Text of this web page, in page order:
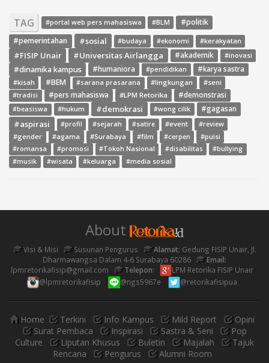
TAG #portal web pers mahasiswa #BLM
#politik
#pemerintahan
#sosial #budaya #ekonomi #kerakyatan
#FISIP Unair #Universitas Airlangga #akademik #inovasi
#dinamika kampus #humaniora #pendidikan
#karya sastra
#kisah
#BEM #sarana prasarana #lingkungan #seni
#tradisi #pers mahasiswa #LPM Retorika #demonstrasi
#beasiswa #hukum #demokrasi #wong cilik #gagasan
#aspirasi #profil #sejarah #satire #event
#review
#gender
#agama #Surabaya #film #cerpen
#puisi
#romansa
#promosi #Tokoh Nasional #disabilitas
#bullying
#musik
#wisata #keluarga #media sosial
About
Visi & Misi Susunan Pengurus Alamat: Gedung FISIP Unair, Jl.
Dharmawangsa Dalam 4-6 Surabaya 60286
Email:
lpmretorikafisip@gmail.com
Telepon:
LPM Retorika FISIP Unair
@lpmretorikafisip
@ngs5967e @retorikafisipua
Home Terkini Info Kampus Mild Report
Opini
Surat Pembaca
Inspirasi Sastra & Seni
Pop
Culture
Liputan Khusus Buletin Majalah
Tajuk
Rencana
Pengurus Alumni Room